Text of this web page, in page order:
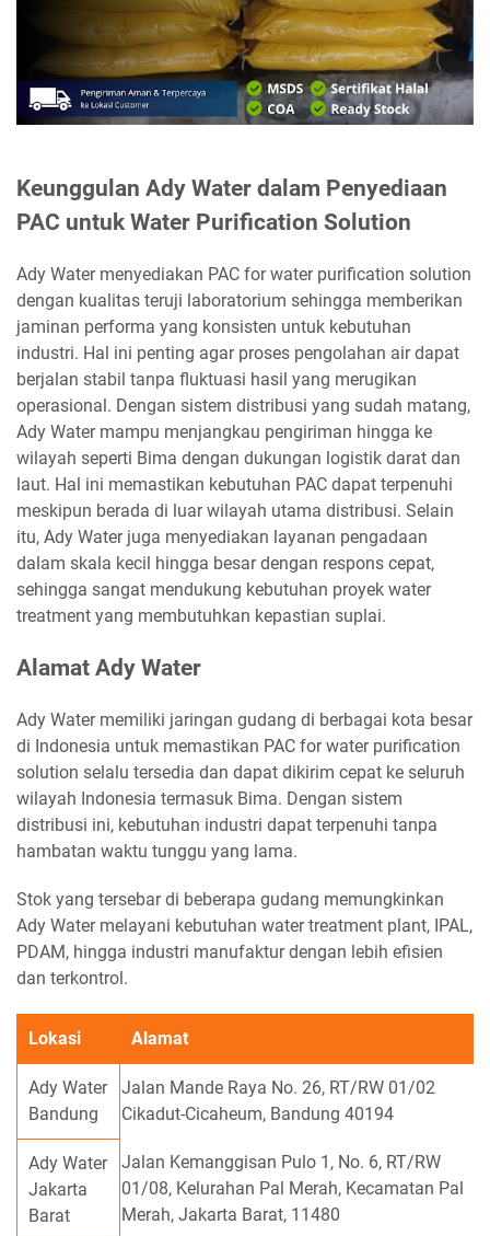
Keunggulan Ady Water dalam Penyediaan
PAC untuk Water Purification Solution
Ady Water menyediakan PAC for water purification solution
dengan kualitas teruji laboratorium sehingga memberikan
jaminan performa yang konsisten untuk kebutuhan
industri. Hal ini penting agar proses pengolahan air dapat
berjalan stabil tanpa fluktuasi hasil yang merugikan
operasional. Dengan sistem distribusi yang sudah matang,
Ady Water mampu menjangkau pengiriman hingga ke
wilayah seperti Bima dengan dukungan logistik darat dan
laut. Hal ini memastikan kebutuhan PAC dapat terpenuhi
meskipun berada di luar wilayah utama distribusi. Selain
itu, Ady Water juga menyediakan layanan pengadaan
dalam skala kecil hingga besar dengan respons cepat,
sehingga sangat mendukung kebutuhan proyek water
treatment yang membutuhkan kepastian suplai.
Alamat Ady Water
Ady Water memiliki jaringan gudang di berbagai kota besar
di Indonesia untuk memastikan PAC for water purification
solution selalu tersedia dan dapat dikirim cepat ke seluruh
wilayah Indonesia termasuk Bima. Dengan sistem
distribusi ini, kebutuhan industri dapat terpenuhi tanpa
hambatan waktu tunggu yang lama.
Stok yang tersebar di beberapa gudang memungkinkan
Ady Water melayani kebutuhan water treatment plant, IPAL,
PDAM, hingga industri manufaktur dengan lebih efisien
dan terkontrol.
Lokasi Alamat
Ady Water
Bandung
Jalan Mande Raya No. 26, RT/RW 01/02
Cikadut-Cicaheum, Bandung 40194
Ady Water
Jakarta
Barat
Jalan Kemanggisan Pulo 1, No. 6, RT/RW
01/08, Kelurahan Pal Merah, Kecamatan Pal
Merah, Jakarta Barat, 11480